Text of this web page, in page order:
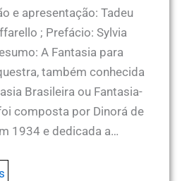
e apresentação: Tadeu
; Prefácio: Sylvia
A Fantasia para
também conhecida
Brasileira ou Fantasia-
composta por Dinorá de
1934 e dedicada a…